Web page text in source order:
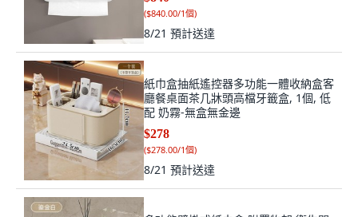
($840.00/1個)
8/21 預計送達
紙巾盒抽紙遙控器多功能一體收納盒客
廳餐桌面茶几牀頭高檔牙籤盒, 1個, 低
配 奶霧-無盒無金邊
$278
($278.00/1個)
8/21 預計送達